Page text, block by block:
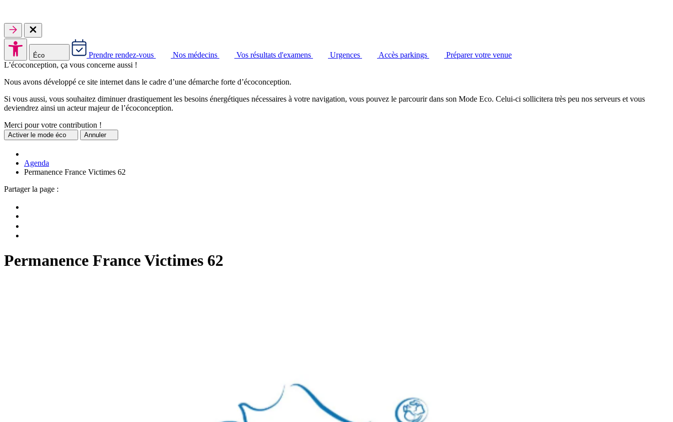
Éco Prendre rendez-vous Nos médecins Vos résultats d'examens Urgences Accès parkings
Préparer votre venue
L’écoconception, ça vous concerne aussi !
Nous avons développé ce site internet dans le cadre d’une démarche forte d’écoconception.
Si vous aussi, vous souhaitez diminuer drastiquement les besoins énergétiques nécessaires à votre navigation, vous pouvez le parcourir dans son Mode Eco. Celui-ci sollicitera très peu nos serveurs et vous
deviendrez ainsi un acteur majeur de l’écoconception.
Merci pour votre contribution !
Activerle mode éco Annuler
Agenda
Permanence France Victimes 62
Partager la page :
Permanence France Victimes 62